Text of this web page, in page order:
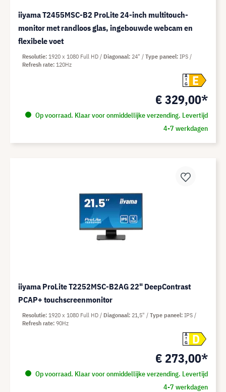
iiyama T2455MSC-B2 ProLite 24-inch multitouch-
monitor met randloos glas, ingebouwde webcam en
flexibele voet
A
G
E
€ 329,00*
Op voorraad. Klaar voor onmiddellijke verzending. Levertijd
4-7 werkdagen
Resolutie 1920 x 1080 Full HD Diagonaal 24" Type paneel IPS
Refresh rate 120Hz
iiyama ProLite T2252MSC-B2AG 22" DeepContrast
PCAP+ touchscreenmonitor
A
G
D
€ 273,00*
Op voorraad. Klaar voor onmiddellijke verzending. Levertijd
4-7 werkdagen
Resolutie 1920 x 1080 Full HD Diagonaal 21,5" Type paneel IPS
Refresh rate 90Hz